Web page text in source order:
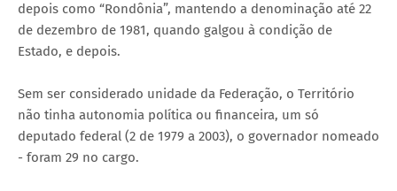
depois como “Rondônia”, mantendo a denominação até 22
de dezembro de 1981, quando galgou à condição de
Estado, e depois.
Sem ser considerado unidade da Federação, o Território
não tinha autonomia política ou financeira, um só
deputado federal (2 de 1979 a 2003), o governador nomeado
- foram 29 no cargo.